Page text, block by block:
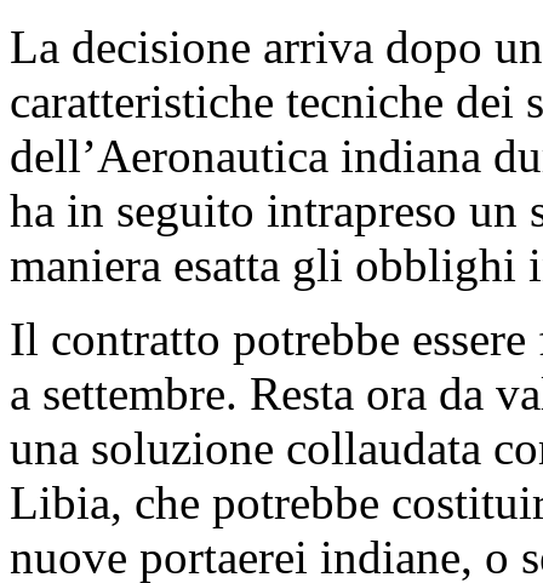
La decisione arriva dopo
caratteristiche tecniche dei
dell’Aeronautica indiana
ha in seguito intrapreso un
maniera esatta gli
Il contratto potrebbe
a settembre. Resta ora da
una soluzione collaudata
Libia, che potrebbe
nuove portaerei indiane, o